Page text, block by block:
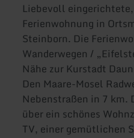
Liebevoll
Ferienwohnung in
Steinborn. Die
Wanderwegen /
Nähe zur Kurstadt
Den Maare-Mosel
Nebenstraßen in 7 km.
über ein schönes
TV, einer gemütlichen